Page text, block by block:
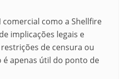
comercial como a Shellfire
implicações legais e
de censura ou
é apenas útil do ponto de